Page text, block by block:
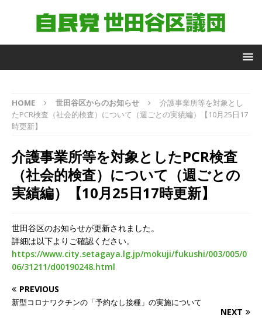
HOME 世田谷区からのお知らせ
介護事業所等を対象とし
たPCR検査（社会的検査）について（週ごとの実績編）【10月25日17
時更新】
介護事業所等を対象としたPCR検査
（社会的検査）について（週ごとの
実績編）【10月25日17時更新】
世田谷区のお知らせが更新されました。
詳細は以下よりご確認ください。
https://www.city.setagaya.lg.jp/mokuji/fukushi/003/005/0
06/31211/d00190248.html
PREVIOUS
新型コロナワクチンの「予約なし接種」の実施について
NEXT
自
由
民
主
世
谷
区
議
員